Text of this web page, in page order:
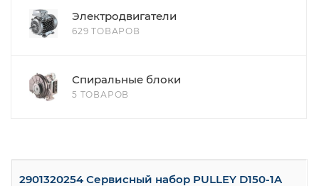
Электродвигатели
629 ТОВАРОВ
Спиральные блоки
5 ТОВАРОВ
2901320254 Сервисный набор PULLEY D150-1A